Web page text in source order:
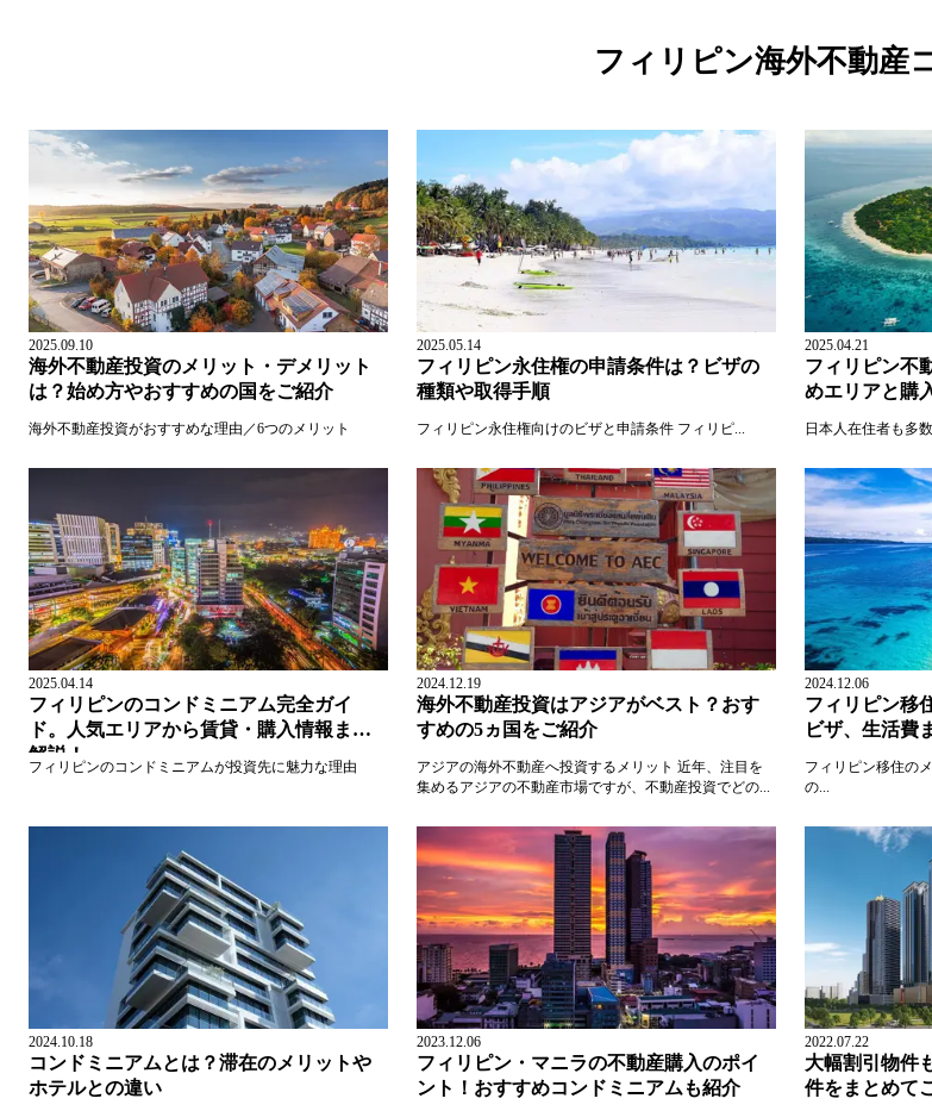
フィリピン海外不動産
2025.09.10
海外不動産投資のメリット・デメリット
は？始め方やおすすめの国をご紹介
海外不動産投資がおすすめな理由／6つのメリット
2025.05.14
フィリピン永住権の申請条件は？ビザの
種類や取得手順
フィリピン永住権向けのビザと申請条件 フィリピ...
2025.04.21
フィリピン不
めエリアと購
日本人在住者も多
2025.04.14
フィリピンのコンドミニアム完全ガイ
ド。人気エリアから賃貸・購入情報まで
解説！
フィリピンのコンドミニアムが投資先に魅力な理由
2024.12.19
海外不動産投資はアジアがベスト？おす
すめの5ヵ国をご紹介
アジアの海外不動産へ投資するメリット 近年、注目を
集めるアジアの不動産市場ですが、不動産投資でどの...
2024.12.06
フィリピン移
ビザ、生活費
フィリピン移住の
の...
2024.10.18
コンドミニアムとは？滞在のメリットや
ホテルとの違い
2023.12.06
フィリピン・マニラの不動産購入のポイ
ント！おすすめコンドミニアムも紹介
2022.07.22
大幅割引物件
件をまとめて